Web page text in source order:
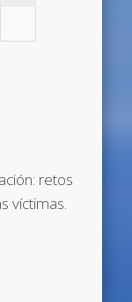
retos
víctimas.